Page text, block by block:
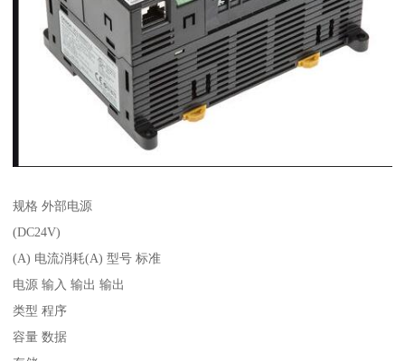
规格 外部电源
(DC24V)
(A) 电流消耗(A) 型号 标准
电源 输入 输出 输出
类型 程序
容量 数据